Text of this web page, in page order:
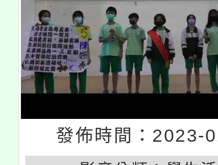
發佈時間：2023-